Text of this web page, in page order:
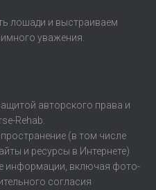
лошади и выстраиваем
уважения.
авторского права и
Rehab.
(в том числе
и ресурсы в Интернете)
информации, включая фото-
согласия